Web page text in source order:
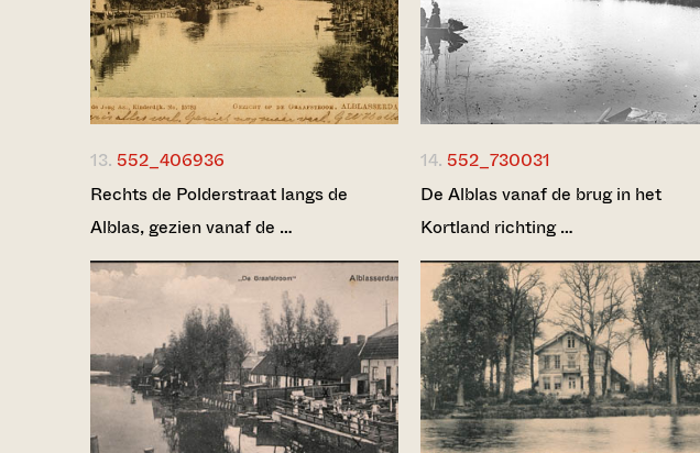
13. 552_406936
Rechts de Polderstraat langs de
Alblas, gezien vanaf de …
14. 552_730031
De Alblas vanaf de brug in het
Kortland richting …